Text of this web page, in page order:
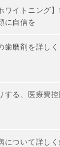
ワイトニング
に自信を
歯磨剤を詳し
する、医療費控
について詳し